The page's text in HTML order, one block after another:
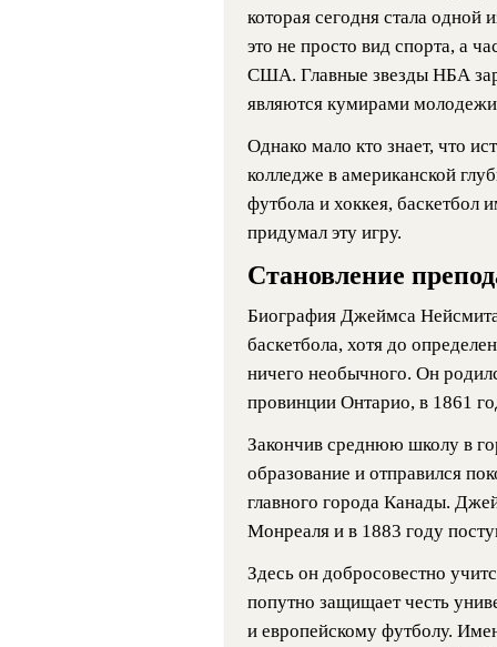
которая сегодня стала
это не просто вид спорта, а
США. Главные звезды НБА
являются кумирами
Однако мало кто знает, что
колледже в американской
футбола и хоккея, баскетбол
придумал эту игру.
Становление
Биография Джеймса
баскетбола, хотя до
ничего необычного. Он
провинции Онтарио, в 1861
Закончив среднюю школу в
образование и отправился
главного города Канады.
Монреаля и в 1883 году
Здесь он добросовестно
попутно защищает честь
и европейскому футболу.